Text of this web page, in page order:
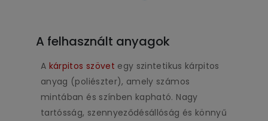
A felhasznált anyagok
A kárpitos szövet egy szintetikus kárpitos
anyag (poliészter), amely számos
mintában és színben kapható. Nagy
tartósság, szennyeződésállóság és könnyű